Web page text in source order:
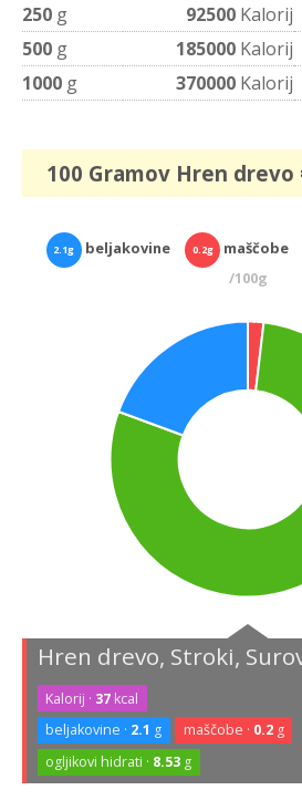
250 g 92500 Kalorij
500 g 185000 Kalorij
1000 g 370000 Kalorij
100 Gramov Hren drevo
2.1g beljakovine 0.2g maščobe
/100g
Hren drevo, Stroki,
Kalorij · 37 kcal
beljakovine · 2.1 g maščobe · 0.2g
ogljikovi hidrati · 8.53 g